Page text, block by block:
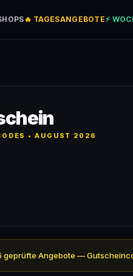
🔥 TAGESANGEBOTE⚡
• AUGUST 2026
geprüfte Angebote —